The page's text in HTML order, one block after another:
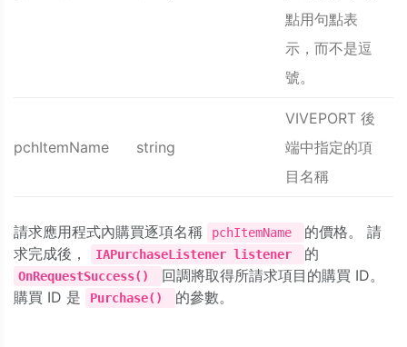
點用句點表
示，而不是逗
號。
pchItemName string
VIVEPORT 後
端中指定的項
目名稱
請求應用程式內購買逐項名稱 pchItemName
的價格。 請
求完成後，
IAPurchaseListener listener 的
OnRequestSuccess()
回調將取得所請求項目的購買 ID。
購買 ID 是
Purchase() 的參數。